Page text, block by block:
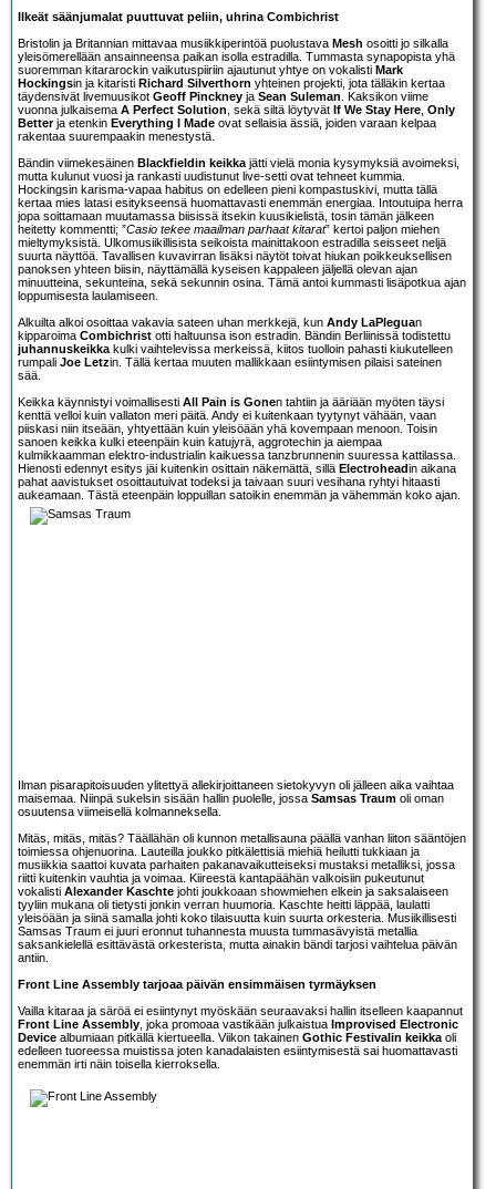
Ilkeät säänjumalat puuttuvat peliin, uhrina Combichrist
Bristolin ja Britannian mittavaa musiikkiperintöä puolustava Mesh osoitti jo silkalla
yleisömerellään ansainneensa paikan isolla estradilla. Tummasta synapopista yhä
suoremman kitararockin vaikutuspiiriin ajautunut yhtye on vokalisti Mark
Hockingsin ja kitaristi Richard Silverthorn yhteinen projekti, jota tälläkin kertaa
täydensivät livemuusikot Geoff Pinckney ja Sean Suleman. Kaksikon viime
vuonna julkaisema A Perfect Solution, sekä siltä löytyvät If We Stay Here, Only
Betterja etenkin Everything I Made ovat sellaisia ässiä, joiden varaan kelpaa
rakentaa suurempaakin menestystä.
Bändin viimekesäinen Blackfieldin keikkajätti vielä monia kysymyksiä avoimeksi,
mutta kulunut vuosi ja rankasti uudistunut live-setti ovat tehneet kummia.
Hockingsin karisma-vapaa habitus on edelleen pieni kompastuskivi, mutta tällä
kertaa mies latasi esitykseensä huomattavasti enemmän energiaa. Intoutuipa herra
jopa soittamaan muutamassa biisissä itsekin kuusikielistä, tosin tämän jälkeen
heitetty kommentti; ”Casio tekee maailman parhaat kitarat” kertoi paljon miehen
mieltymyksistä. Ulkomusiikillisista seikoista mainittakoon estradilla seisseet neljä
suurta näyttöä. Tavallisen kuvavirran lisäksi näytöt toivat hiukan poikkeuksellisen
panoksen yhteen biisin, näyttämällä kyseisen kappaleen jäljellä olevan ajan
minuutteina, sekunteina, sekä sekunnin osina. Tämä antoi kummasti lisäpotkua ajan
loppumisesta laulamiseen.
Alkuilta alkoi osoittaa vakavia sateen uhan merkkejä, kun Andy LaPleguan
kipparoima Combichrist otti haltuunsa ison estradin. Bändin Berliinissä todistettu
juhannuskeikkakulki vaihtelevissa merkeissä, kiitos tuolloin pahasti kiukutelleen
rumpali Joe Letzin. Tällä kertaa muuten mallikkaan esiintymisen pilaisi sateinen
sää.
Keikka käynnistyi voimallisesti All Pain is Gonen tahtiin ja ääriään myöten täysi
kenttä velloi kuin vallaton meri päitä. Andy ei kuitenkaan tyytynyt vähään, vaan
piiskasi niin itseään, yhtyettään kuin yleisöään yhä kovempaan menoon. Toisin
sanoen keikka kulki eteenpäin kuin katujyrä, aggrotechin ja aiempaa
kulmikkaamman elektro-industrialin kaikuessa tanzbrunnenin suuressa kattilassa.
Hienosti edennyt esitys jäi kuitenkin osittain näkemättä, sillä Electroheadin aikana
pahat aavistukset osoittautuivat todeksi ja taivaan suuri vesihana ryhtyi hitaasti
aukeamaan. Tästä eteenpäin loppuillan satoikin enemmän ja vähemmän koko ajan.
Ilman pisarapitoisuuden ylitettyä allekirjoittaneen sietokyvyn oli jälleen aika vaihtaa
maisemaa. Niinpä sukelsin sisään hallin puolelle, jossa Samsas Traum oli oman
osuutensa viimeisellä kolmanneksella.
Mitäs, mitäs, mitäs? Täällähän oli kunnon metallisauna päällä vanhan liiton sääntöjen
toimiessa ohjenuorina. Lauteilla joukko pitkälettisiä miehiä heilutti tukkiaan ja
musiikkia saattoi kuvata parhaiten pakanavaikutteiseksi mustaksi metalliksi, jossa
riitti kuitenkin vauhtia ja voimaa. Kiireestä kantapäähän valkoisiin pukeutunut
vokalisti Alexander Kaschte johti joukkoaan showmiehen elkein ja saksalaiseen
tyyliin mukana oli tietysti jonkin verran huumoria. Kaschte heitti läppää, laulatti
yleisöään ja siinä samalla johti koko tilaisuutta kuin suurta orkesteria. Musiikillisesti
Samsas Traum ei juuri eronnut tuhannesta muusta tummasävyistä metallia
saksankielellä esittävästä orkesterista, mutta ainakin bändi tarjosi vaihtelua päivän
antiin.
Front Line Assembly tarjoaa päivän ensimmäisen tyrmäyksen
Vailla kitaraa ja säröä ei esiintynyt myöskään seuraavaksi hallin itselleen kaapannut
Front Line Assembly, joka promoaa vastikään julkaistua Improvised Electronic
Device albumiaan pitkällä kiertueella. Viikon takainen Gothic Festivalin keikkaoli
edelleen tuoreessa muistissa joten kanadalaisten esiintymisestä sai huomattavasti
enemmän irti näin toisella kierroksella.